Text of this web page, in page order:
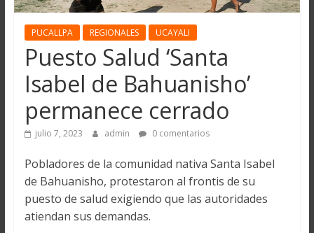
PUCALLPA REGIONALES UCAYALI
Puesto Salud ‘Santa
Isabel de Bahuanisho’
permanece cerrado
julio 7, 2023 admin 0 comentarios
Pobladores de la comunidad nativa Santa Isabel
de Bahuanisho, protestaron al frontis de su
puesto de salud exigiendo que las autoridades
atiendan sus demandas.